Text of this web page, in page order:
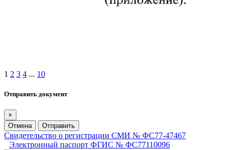
1 2 3 4 ... 10
Отправить документ
×
Отмена
Отправить
Свидетельство о регистрации СМИ № ФС77-47467
Электронный паспорт ФГИС № ФС77110096